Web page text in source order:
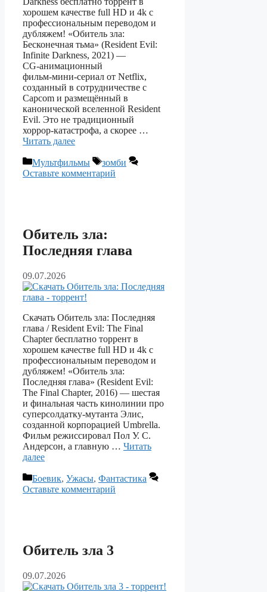
хорошем качестве full HD и 4k с
профессиональным переводом и
дубляжем! «Обитель зла:
Бесконечная тьма» (Resident Evil:
Infinite Darkness, 2021) —
CG‑анимационный
фильм‑мини‑сериал от Netflix,
созданный в сотрудничестве с
Capcom и размещённый в
канонической вселенной Resident
Evil. Это не традиционный
хоррор‑катастрофа, а скорее …
Читать далее
Рубрики
Мультфильмы Метки
зомби
Оставьте комментарий
Обитель зла:
Последняя глава
09.07.2026
Скачать Обитель зла: Последняя
глава / Resident Evil: The Final
Chapter бесплатно торрент в
хорошем качестве full HD и 4k с
профессиональным переводом и
дубляжем! «Обитель зла:
Последняя глава» (Resident Evil:
The Final Chapter, 2016) — шестая
и финальная часть кинолинии про
суперсолдатку‑мутанта Элис,
созданной корпорацией Umbrella.
Фильм режиссировал Пол У. С.
Андерсон, а главную … Читать
далее
Рубрики
Боевик, Ужасы, Фантастика
Оставьте комментарий
Обитель зла 3
09.07.2026